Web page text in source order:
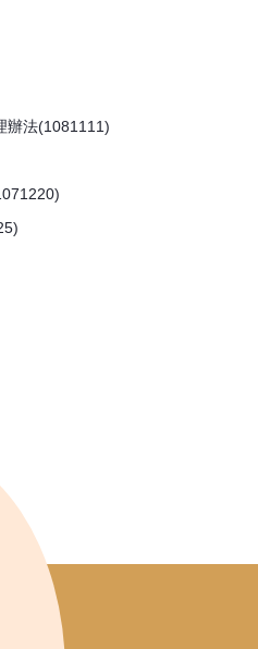
辦法(1081111)